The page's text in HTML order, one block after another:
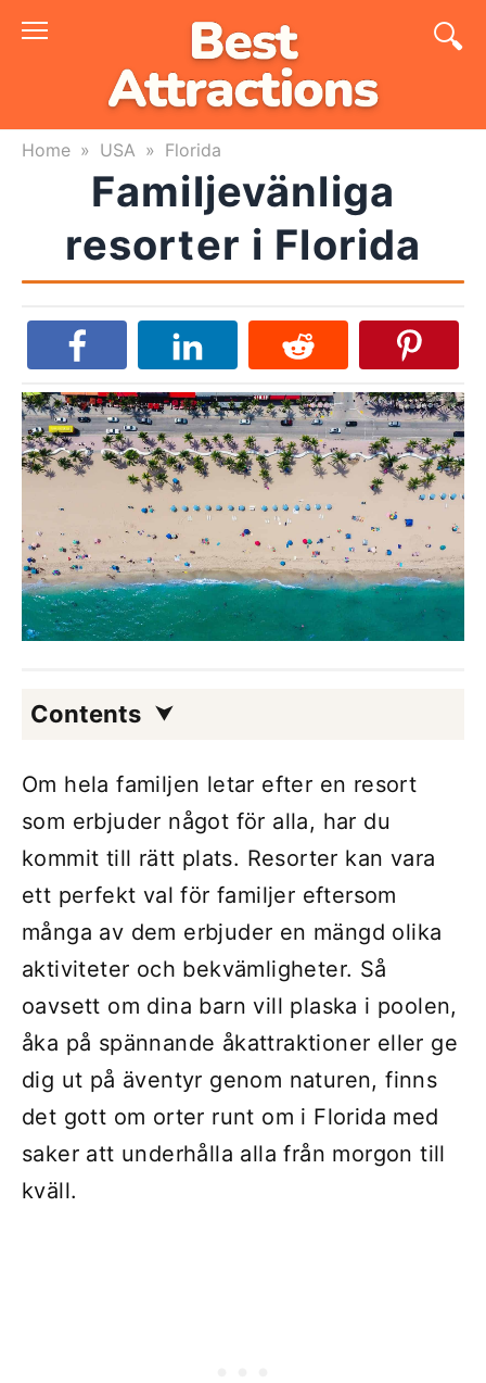
Skip
Home » USA » Florida
Familjevänliga
resorter i Florida
Contents
Om hela familjen letar efter en resort
som erbjuder något för alla, har du
kommit till rätt plats. Resorter kan vara
ett perfekt val för familjer eftersom
många av dem erbjuder en mängd olika
aktiviteter och bekvämligheter. Så
oavsett om dina barn vill plaska i poolen,
åka på spännande åkattraktioner eller ge
dig ut på äventyr genom naturen, finns
det gott om orter runt om i Florida med
saker att underhålla alla från morgon till
kväll.